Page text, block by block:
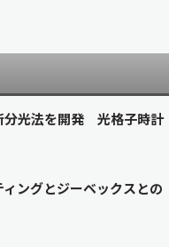
分光法を開発 光格子時計
ングとジーベックスとの